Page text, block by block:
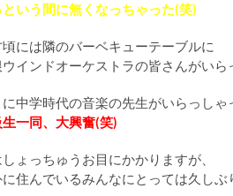
という間に無くなっちゃった(笑)
頃には隣のバーベキューテーブルに
ウインドオーケストラの皆さんがい
中学時代の音楽の先生がいらっしゃ
生一同、大興奮(笑)
ょっちゅうお目にかかりますが、
住んでいるみんなにとっては久しぶ